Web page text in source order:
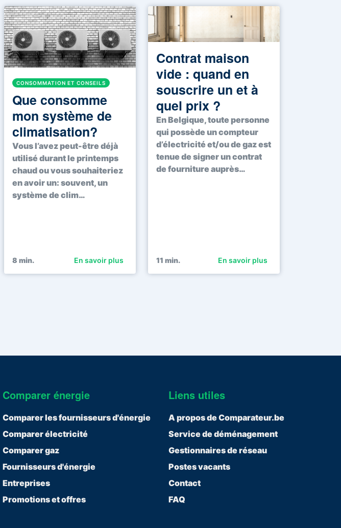
CONSOMMATION ET CONSEILS
Que consomme
mon système de
climatisation?
Vous l’avez peut-être déjà
utilisé durant le printemps
chaud ou vous souhaiteriez
en avoir un: souvent, un
système de clim…
8 min. En savoir plus
Contrat maison
vide : quand en
souscrire un et à
quel prix ?
En Belgique, toute personne
qui possède un compteur
d’électricité et/ou de gaz est
tenue de signer un contrat
de fourniture auprès…
11 min. En savoir plus
Comparer énergie
Comparer les fournisseurs d'énergie
Comparer électricité
Comparer gaz
Fournisseurs d'énergie
Entreprises
Promotions et offres
Liens utiles
A propos de Comparateur.be
Service de déménagement
Gestionnaires de réseau
Postes vacants
Contact
FAQ